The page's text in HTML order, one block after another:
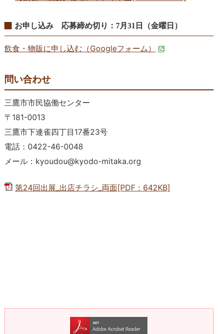
お申し込み 応募締め切り：7月31日（金曜日）
飲食・物販に申し込む（Googleフォーム）
問い合わせ
三鷹市市民協働センター
〒181-0013
三鷹市下連雀四丁目17番23号
電話：0422-46-0048
メール：kyoudou@kyodo-mitaka.org
第24回出展_出店チラシ_両面[PDF：642KB]